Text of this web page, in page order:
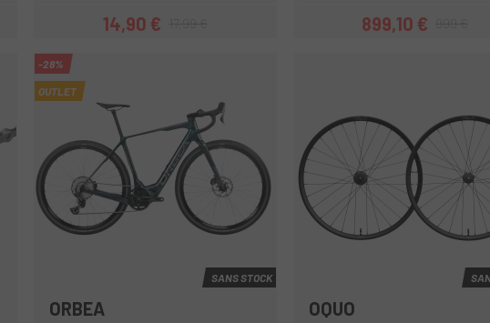
Prix
14,90 €Prix habituel Prix
899,10 €Prix habituel
-28%
OUTLET
SANS STOCK
ORBEA OQUO